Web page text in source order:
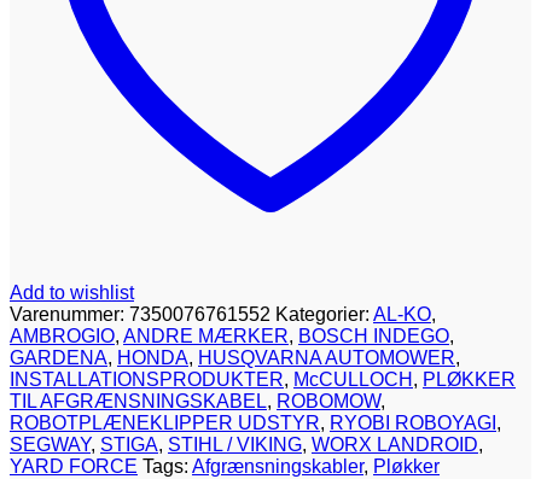
Add to wishlist
Varenummer: 7350076761552 Kategorier: AL-KO,
AMBROGIO, ANDRE MÆRKER, BOSCH INDEGO,
GARDENA, HONDA, HUSQVARNA AUTOMOWER,
INSTALLATIONSPRODUKTER, McCULLOCH , PLØKKER
TIL AFGRÆNSNINGSKABEL, ROBOMOW,
ROBOTPLÆNEKLIPPER UDSTYR, RYOBI ROBOYAGI ,
SEGWAY, STIGA, STIHL / VIKING, WORX LANDROID,
YARD FORCE Tags: Afgrænsningskabler, Pløkker